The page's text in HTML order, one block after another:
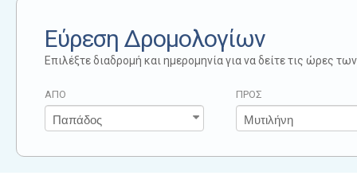
Εύρεση Δρομολογίων
Επιλέξτε διαδρομή και ημερομηνία για να δείτε τις ώρες
ΑΠΟ ΠΡΟΣ